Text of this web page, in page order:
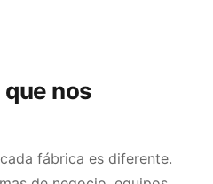
nos
fábrica es diferente.